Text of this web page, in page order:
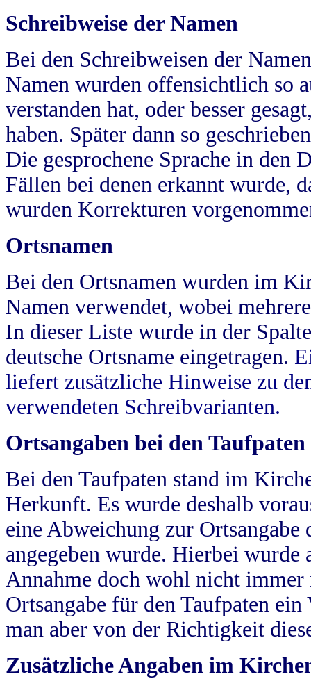
Schreibweise der Namen
Bei den Schreibweisen der
Namen wurden offensichtlich so
verstanden hat, oder besser
haben. Später dann so
Die gesprochene Sprache in
Fällen bei denen erkannt wurde,
wurden Korrekturen
Ortsnamen
Bei den Ortsnamen wurden im
Namen verwendet, wobei
In dieser Liste wurde in der
deutsche Ortsname eingetragen.
liefert zusätzliche Hinweise zu
verwendeten Schreibvarianten.
Ortsangaben bei den Taufpaten
Bei den Taufpaten stand im
Herkunft. Es wurde deshalb
eine Abweichung zur
angegeben wurde. Hierbei wurde
Annahme doch wohl nicht
Ortsangabe für den Taufpaten
man aber von der Richtigkeit
Zusätzliche Angaben im